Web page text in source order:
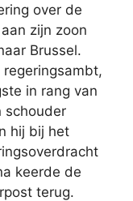
over de
zijn zoon
Brussel.
in rang van
schouder
hij bij het
keerde de
terug.